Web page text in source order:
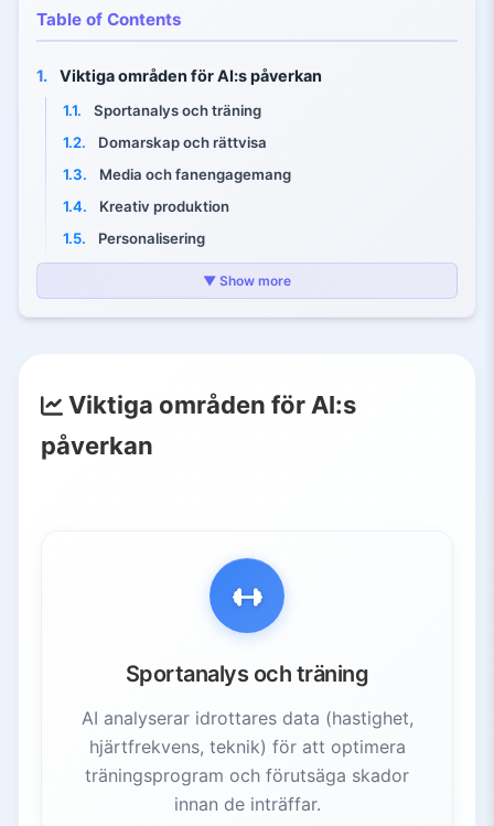
Table of Contents
1. Viktiga områden för AI:s påverkan
1.1.
Sportanalys och träning
1.2.
Domarskap och rättvisa
1.3.
Media och fanengagemang
1.4.
Kreativ produktion
1.5.
Personalisering
2. AI inom sport
2.3. Sändningar och fanengagemang
2.4.
Förbättrad tillgänglighet
Distribution och tillgänglighet
Utmaningar och framtidsutsikter
Rättigheter och samtycke
4.3.
Integritetsfrågor
Behov av reglering
▼ Show more
Viktiga områden för AI:s
påverkan
Sportanalys och träning
AI analyserar idrottares data (hastighet,
hjärtfrekvens, teknik) för att optimera
träningsprogram och förutsäga skador
innan de inträffar.